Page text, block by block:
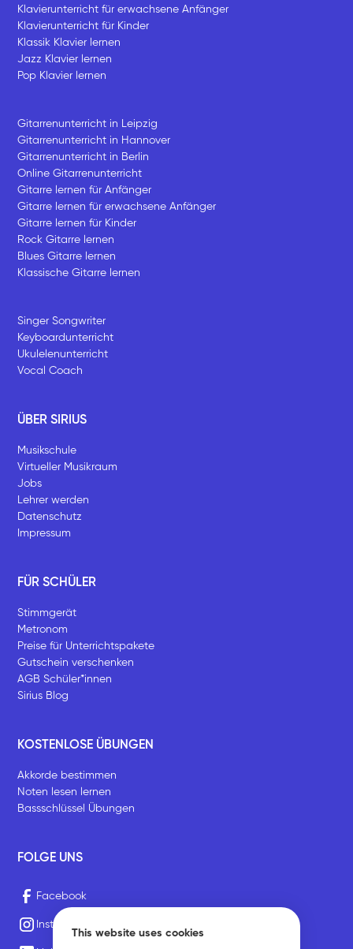
This website uses cookies
Klavierunterricht für erwachsene Anfänger
Klavierunterricht für Kinder
Klassik Klavier lernen
Jazz Klavier lernen
Pop Klavier lernen
Gitarrenunterricht in Leipzig
Gitarrenunterricht in Hannover
Gitarrenunterricht in Berlin
Online Gitarrenunterricht
Gitarre lernen für Anfänger
Gitarre lernen für erwachsene Anfänger
Gitarre lernen für Kinder
Rock Gitarre lernen
Blues Gitarre lernen
Klassische Gitarre lernen
Singer Songwriter
Keyboardunterricht
Ukulelenunterricht
Vocal Coach
ÜBER SIRIUS
Musikschule
Virtueller Musikraum
Jobs
Lehrer werden
Datenschutz
Impressum
FÜR SCHÜLER
Stimmgerät
Metronom
Preise für Unterrichtspakete
Gutschein verschenken
AGB Schüler*innen
Sirius Blog
KOSTENLOSE ÜBUNGEN
Akkorde bestimmen
Noten lesen lernen
Bassschlüssel Übungen
FOLGE UNS
Facebook
Instagram